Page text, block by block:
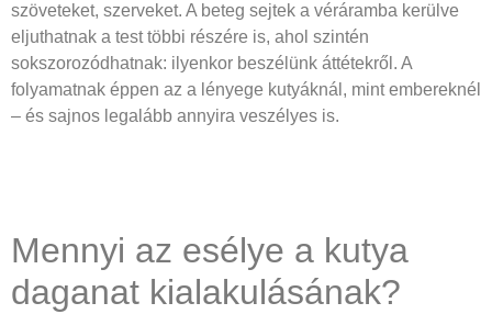
szöveteket, szerveket. A beteg sejtek a véráramba kerülve
eljuthatnak a test többi részére is, ahol szintén
sokszorozódhatnak: ilyenkor beszélünk áttétekről. A
folyamatnak éppen az a lényege kutyáknál, mint embereknél
– és sajnos legalább annyira veszélyes is.
Mennyi az esélye a kutya
daganat kialakulásának?